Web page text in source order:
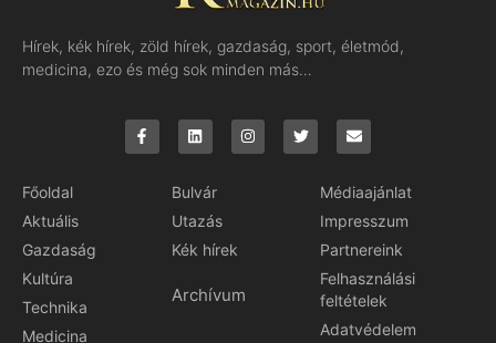
Hírek, kék hírek, zöld hírek, gazdaság, sport, életmód,
medicina, ezo és még sok minden más…
Főoldal
Aktuális
Gazdaság
Kultúra
Technika
Medicina
Bulvár
Utazás
Kék hírek
Archívum
Médiaajánlat
Impresszum
Partnereink
Felhasználási
feltételek
Adatvédelem